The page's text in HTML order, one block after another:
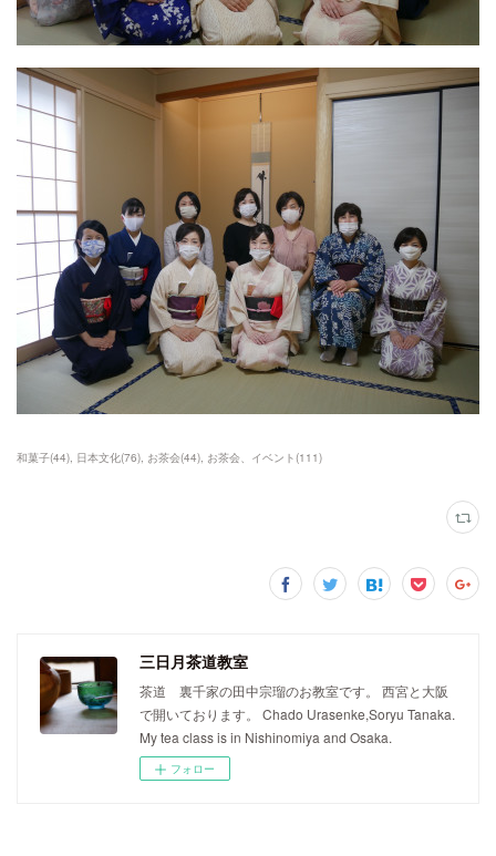
和菓子(44) 日本文化(76) お茶会(44) お茶会、イベント(111)
三日月茶道教室
茶道 裏千家の田中宗瑠のお教室です。 西宮と大阪
で開いております。 Chado Urasenke,Soryu Tanaka.
My tea class is in Nishinomiya and Osaka.
フォロー